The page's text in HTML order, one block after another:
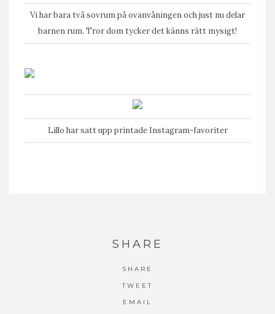
Vi har bara två sovrum på ovanvåningen och just nu delar
barnen rum. Tror dom tycker det känns rätt mysigt!
Lillo har satt upp printade Instagram-favoriter
SHARE
SHARE
TWEET
EMAIL